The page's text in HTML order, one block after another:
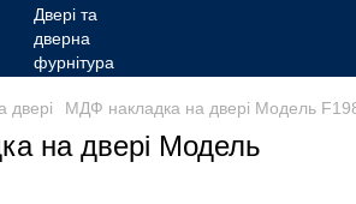
двері МДФ накладка на двері Модель
на двері Модель